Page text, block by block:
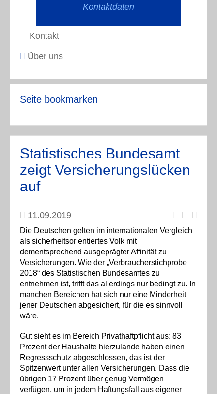
Kontaktdaten
Kontakt
Über uns
Seite bookmarken
Statistisches Bundesamt
zeigt Versicherungslücken
auf
11.09.2019
Die Deutschen gelten im internationalen Vergleich
als sicherheitsorientiertes Volk mit
dementsprechend ausgeprägter Affinität zu
Versicherungen. Wie der „Verbraucherstichprobe
2018“ des Statistischen Bundesamtes zu
entnehmen ist, trifft das allerdings nur bedingt zu. In
manchen Bereichen hat sich nur eine Minderheit
jener Deutschen abgesichert, für die es sinnvoll
wäre.
Gut sieht es im Bereich Privathaftpflicht aus: 83
Prozent der Haushalte hierzulande haben einen
Regressschutz abgeschlossen, das ist der
Spitzenwert unter allen Versicherungen. Dass die
übrigen 17 Prozent über genug Vermögen
verfügen, um in jedem Haftungsfall aus eigener